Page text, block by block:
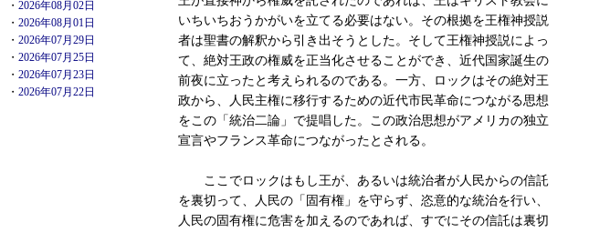
・ 2026年08月02日
・ 2026年08月01日
・ 2026年07月29日
・ 2026年07月25日
・ 2026年07月23日
・ 2026年07月22日
いちいちおうかがいを立てる必要はない。その根拠を王権神授説
者は聖書の解釈から引き出そうとした。そして王権神授説によっ
て、絶対王政の権威を正当化させることができ、近代国家誕生の
前夜に立ったと考えられるのである。一方、ロックはその絶対王
政から、人民主権に移行するための近代市民革命につながる思想
をこの「統治二論」で提唱した。この政治思想がアメリカの独立
宣言やフランス革命につながったとされる。
ここでロックはもし王が、あるいは統治者が人民からの信託
を裏切って、人民の「固有権」を守らず、恣意的な統治を行い、
人民の固有権に危害を加えるのであれば、すでにその信託は裏切